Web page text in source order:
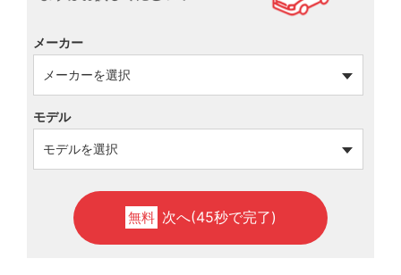
メーカー
モデル
無料 次へ(45秒で完了)